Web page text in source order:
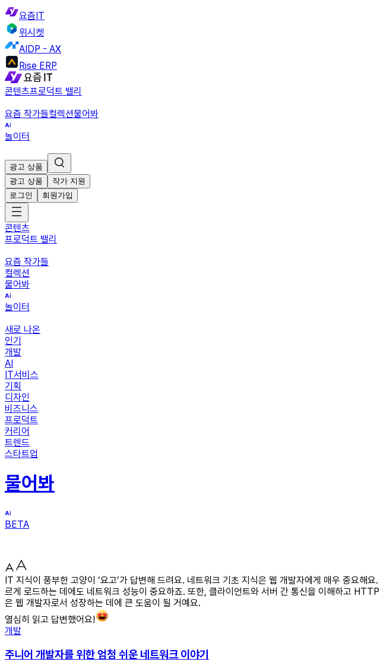
요즘IT
위시켓
AIDP - AX
Rise ERP
콘텐츠프로덕트 밸리
요즘 작가들컬렉션물어봐
놀이터
광고 상품
광고 상품
작가 지원
로그인
회원가입
콘텐츠
프로덕트 밸리
요즘 작가들
컬렉션
물어봐
놀이터
새로 나온
인기
개발
AI
IT서비스
기획
디자인
비즈니스
프로덕트
커리어
트렌드
스타트업
물어봐
BETA
IT 지식이 풍부한 고양이 ‘요고’가 답변해 드려요. 네트워크 기초 지식은 웹 개발자에게 매우 중요
르게 로드하는 데에도 네트워크 성능이 중요하죠. 또한, 클라이언트와 서버 간 통신을 이해하고
은 웹 개발자로서 성장하는 데에 큰 도움이 될 거예요.
열심히 읽고 답변했어요!
개발
주니어 개발자를 위한 엄청 쉬운 네트워크 이야기